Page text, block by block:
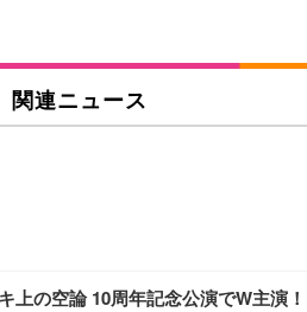
関連ニュース
上の空論 10周年記念公演でW主演！